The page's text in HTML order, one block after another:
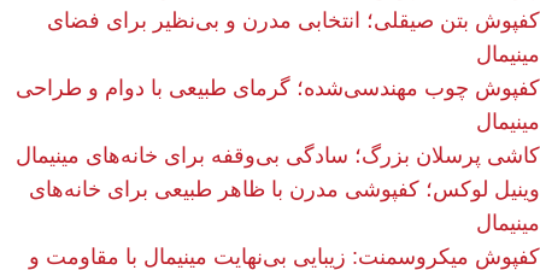
کفپوش بتن صیقلی؛ انتخابی مدرن و بی‌نظیر برای فضای
مینیمال
کفپوش چوب مهندسی‌شده؛ گرمای طبیعی با دوام و طراحی
مینیمال
کاشی پرسلان بزرگ؛ سادگی بی‌وقفه برای خانه‌های مینیمال
وینیل لوکس؛ کفپوشی مدرن با ظاهر طبیعی برای خانه‌های
مینیمال
کفپوش میکروسمنت: زیبایی بی‌نهایت مینیمال با مقاومت و